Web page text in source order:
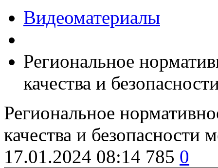
Видеоматериалы
Региональное
качества и
Региональное
качества и
17.01.2024 08:14 785 0